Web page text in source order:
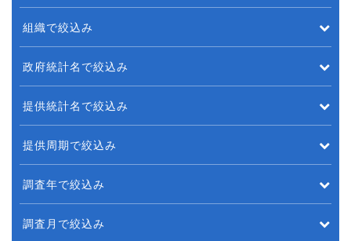
組織で絞込み
政府統計名で絞込み
提供統計名で絞込み
提供周期で絞込み
調査年で絞込み
調査月で絞込み